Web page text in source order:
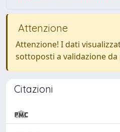
Attenzione
Attenzione! I dati
sottoposti a validazione
Citazioni